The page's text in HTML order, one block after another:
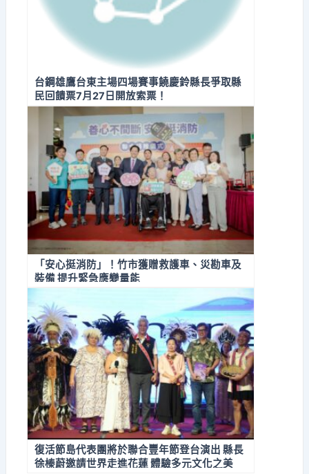
台鋼雄鷹台東主場四場賽事饒慶鈴縣長爭取縣
民回饋票7月27日開放索票！
「安心挺消防」！竹市獲贈救護車、災勘車及
裝備 提升緊急應變量能
復活節島代表團將於聯合豐年節登台演出 縣長
徐榛蔚邀請世界走進花蓮 體驗多元文化之美